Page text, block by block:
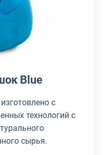
Blue
с
технологий с
сырья.